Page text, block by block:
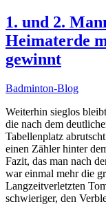
1. und 2.
Heimaterde
gewinnt
Badminton-Blog
Weiterhin sieglos
die nach dem
Tabellenplatz
einen Zähler hinter
Fazit, das man nach
war einmal mehr die
Langzeitverletzten
schwieriger, den